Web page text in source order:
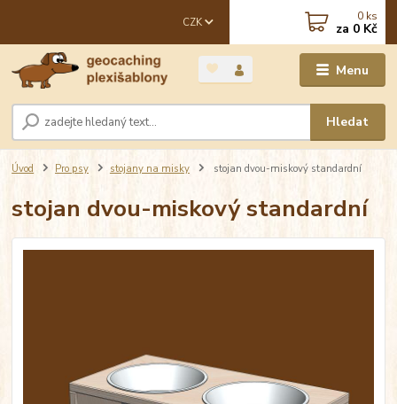
Menu
CZK
Hledat
0 ks
za 0 Kč
Úvod Pro psy stojany na misky stojan dvou-miskový standardní
stojan dvou-miskový standardní